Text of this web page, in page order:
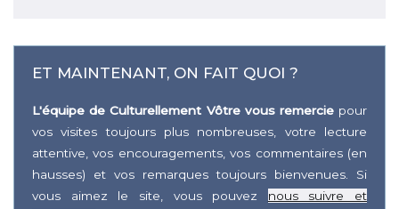
ET MAINTENANT, ON FAIT QUOI ?
L'équipe de Culturellement Vôtre vous remerciepour
vos visites toujours plus nombreuses, votre lecture
attentive, vos encouragements, vos commentaires (en
hausses) et vos remarques toujours bienvenues. Si
vous aimez le site, vous pouvez nous suivre et